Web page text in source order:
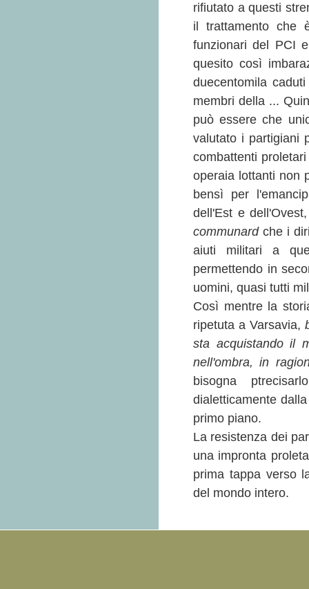
rifiutato a questi
il trattamento che
funzionari del PCI
quesito così
duecentomila
membri della ...
può essere che
valutato i partigiani
combattenti
operaia lottanti non
bensì per
dell'Est e
communardche i
aiuti militari a
permettendo in
uomini, quasi tutti
Così mentre la
ripetuta a Varsavia,
sta acquistando il
nell'ombra, in
bisogna
dialetticamente
primo piano.
La resistenza dei
una impronta
prima tappa verso
del mondo intero.